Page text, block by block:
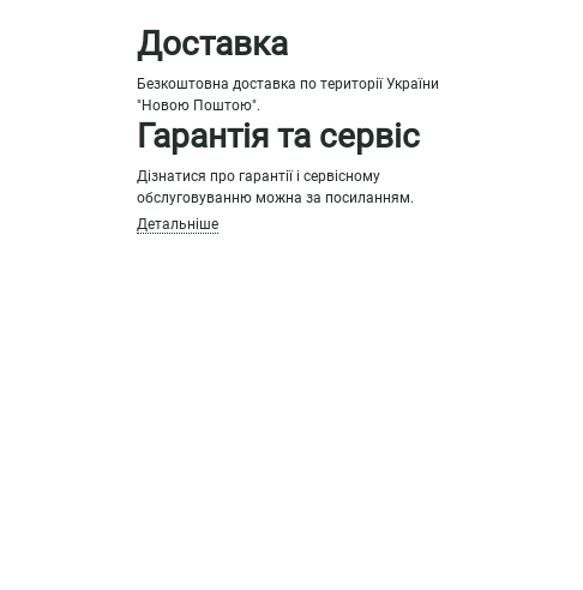
Доставка
Безкоштовна доставка по території України
"Новою Поштою".
Гарантія та сервіс
Дізнатися про гарантії і сервісному
обслуговуванню можна за посиланням.
Детальніше